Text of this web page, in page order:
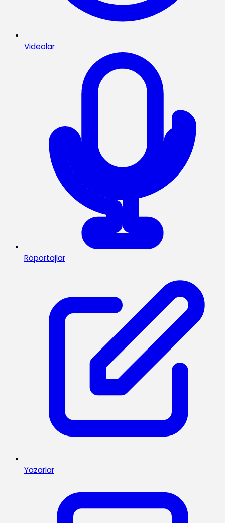
Videolar
Röportajlar
Yazarlar